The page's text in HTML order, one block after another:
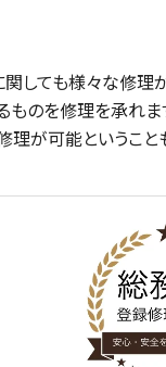
しても様々な修
ものを修理を承
可能ということ